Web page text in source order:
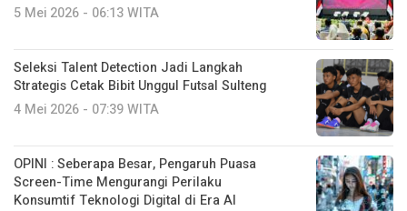
5 Mei 2026 - 06:13 WITA
Seleksi Talent Detection Jadi Langkah
Strategis Cetak Bibit Unggul Futsal Sulteng
4 Mei 2026 - 07:39 WITA
OPINI : Seberapa Besar, Pengaruh Puasa
Screen-Time Mengurangi Perilaku
Konsumtif Teknologi Digital di Era AI